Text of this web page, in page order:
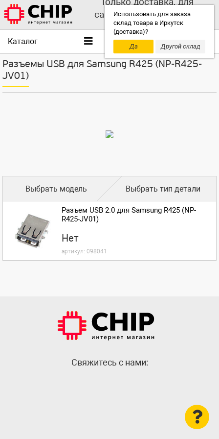
Использовать для заказа
склад товара в Иркутск
(доставка)?
Да
Другой склад
самовывоза выбирайте
другой склад!
Каталог
Разъемы USB для Samsung R425 (NP-R425-
JV01)
Выбрать модель Выбрать тип детали
Разъем USB 2.0 для Samsung R425 (NP-
R425-JV01)
Нет
артикул: 098041
Cвяжитесь с нами: